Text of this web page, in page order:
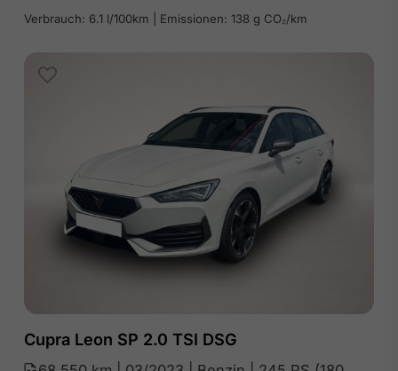
Verbrauch: 6.1 l/100km | Emissionen: 138 g CO₂/km
Cupra Leon SP 2.0 TSI DSG